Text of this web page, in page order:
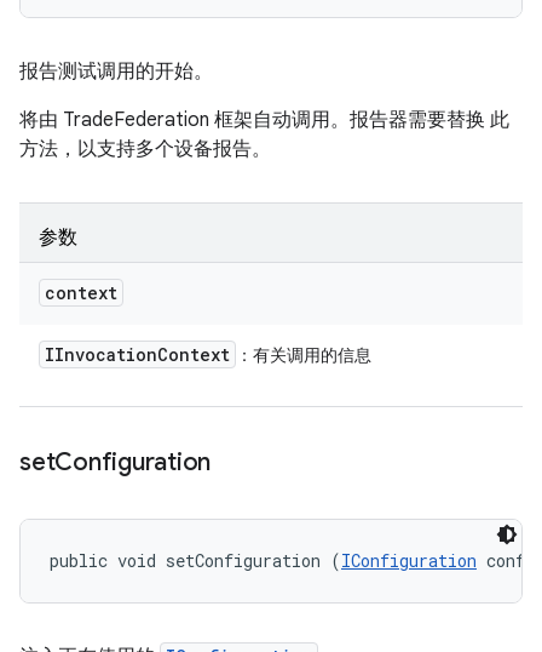
报告测试调用的开始。
将由 TradeFederation 框架自动调用。报告器需要替换 此
方法，以支持多个设备报告。
参数
context
IInvocationContext ：有关调用的信息
setConfiguration
public void setConfiguration (IConfiguration